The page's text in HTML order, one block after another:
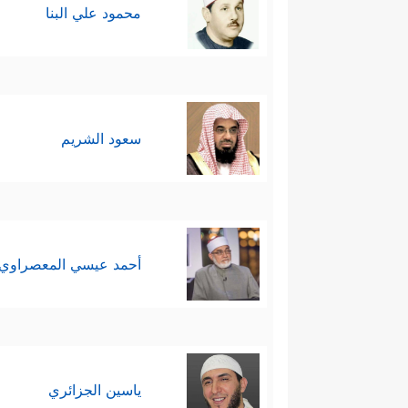
تاسعًا: يؤكِّد القرآن الاصطفاء
﴿وَمَا كُنتَ تَرۡجُوۤاْ أَن یُلۡقَىٰۤ إِلَیۡكَ ٱلۡكِتَـٰبُ
- التمايُز عن أهل الكفر
- الدعوة إلى الحق، وعدم
تُرۡجَعُونَ﴾ .
محمود علي البنا
سعود الشريم
أحمد عيسي المعصراوي
ياسين الجزائري